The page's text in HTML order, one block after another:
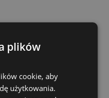
plików
cookie, aby
użytkowania.